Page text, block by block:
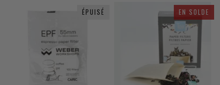
ÉPUISÉ EN SOLDE